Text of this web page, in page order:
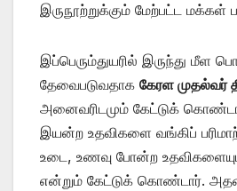
இருநூற்றுக்கும் மேற்பட்ட மக்கள்
இப்பெரும்துயரில் இருந்து மீள
தேவைபடுவதாக கேரள முதல்வர்
அனைவரிடமும் கேட்டுக்
இயன்ற உதவிகளை வங்கிப்
உடை, உணவு போன்ற
என்றும் கேட்டுக் கொண்டார்.